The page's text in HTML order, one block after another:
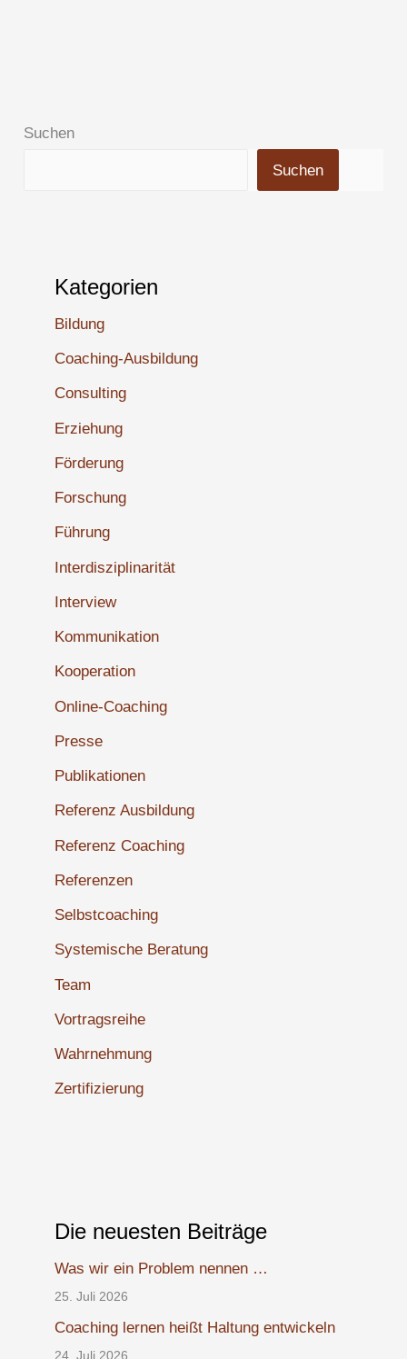
Suchen
Suchen
Kategorien
Bildung
Coaching-Ausbildung
Consulting
Erziehung
Förderung
Forschung
Führung
Interdisziplinarität
Interview
Kommunikation
Kooperation
Online-Coaching
Presse
Publikationen
Referenz Ausbildung
Referenz Coaching
Referenzen
Selbstcoaching
Systemische Beratung
Team
Vortragsreihe
Wahrnehmung
Zertifizierung
Die neuesten Beiträge
Was wir ein Problem nennen …
25. Juli 2026
Coaching lernen heißt Haltung entwickeln
24. Juli 2026